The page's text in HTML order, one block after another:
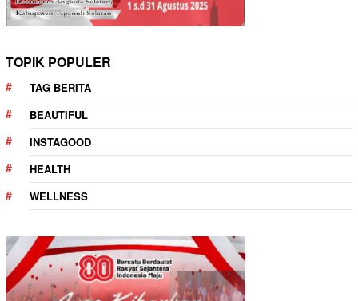
TOPIK POPULER
TAG BERITA
BEAUTIFUL
INSTAGOOD
HEALTH
WELLNESS